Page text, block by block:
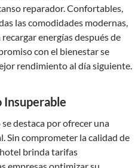
reparador. Confortables,
las comodidades modernas,
energías después de
con el bienestar se
rendimiento al día siguiente.
Insuperable
destaca por ofrecer una
Sin comprometer la calidad de
brinda tarifas